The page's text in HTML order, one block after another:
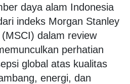
daya alam Indonesia
indeks Morgan Stanley
dalam review
perhatian
global atas kualitas
energi, dan